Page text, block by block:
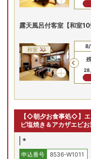
露天風呂付客室【和室
和室
8/15(土) 8/16(日)
8/
【◇朝夕お食事処◇】
ビ塩焼き＆アカザエビ
*
申込番号 8536-W1011